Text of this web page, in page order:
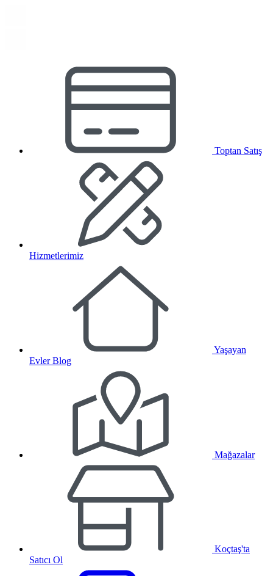
Toptan Satış
Hizmetlerimiz
Yaşayan
Evler Blog
Mağazalar
Koçtaş'ta
Satıcı Ol